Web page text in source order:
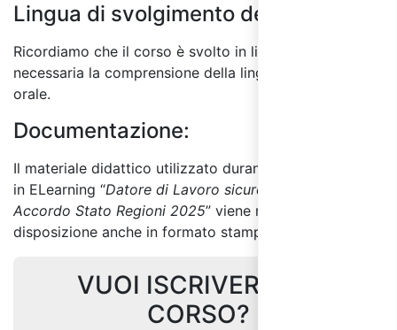
Lingua di svolgimento del corso:
Ricordiamo che il corso è svolto in lingua italiana ed è
necessaria la comprensione della lingua sia scritta che
orale.
Documentazione:
Il materiale didattico utilizzato durante il corso online
in ELearning “Datore di Lavoro sicurezza sul lavoro –
Accordo Stato Regioni 2025” viene messo a
disposizione anche in formato stampabile.
VUOI ISCRIVERTI AL
CORSO?